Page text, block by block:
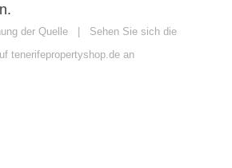
der Quelle | Sehen Sie sich die
tenerifepropertyshop.de an